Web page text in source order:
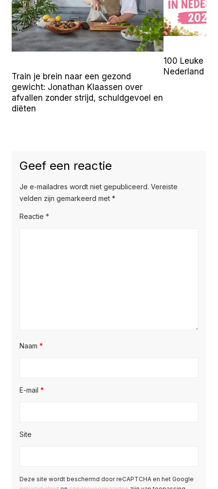
Train je brein naar een gezond
gewicht: Jonathan Klaassen over
afvallen zonder strijd, schuldgevoel en
diëten
100 Leuke
Nederland
Geef een reactie
Je e-mailadres wordt niet gepubliceerd. Vereiste
velden zijn gemarkeerd met *
Reactie *
Naam *
E-mail *
Site
Deze site wordt beschermd door reCAPTCHA en het Google